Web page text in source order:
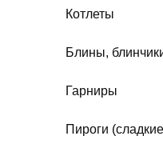
Котлеты
Блины,
Гарниры
Пироги